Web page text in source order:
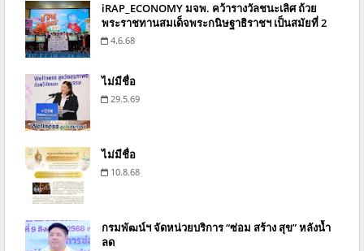
iRAP_ECONOMY มจพ. คว้ารางวัลชนะเลิศ ถ้วย
พระราชทานสมเด็จพระกนิษฐาธิราชฯ เป็นสมัยที่ 2
4.6.68
ไม่มีชื่อ
29.5.69
ไม่มีชื่อ
10.8.68
กรมพัฒน์ฯ จัดหน่วยบริการ “ซ่อม สร้าง สุข” หลังน้ำ
ลด